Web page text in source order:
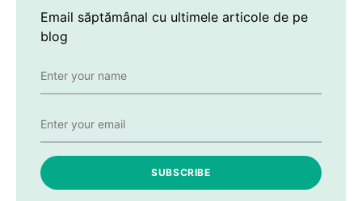
Email săptămânal cu ultimele articole de pe
blog
SUBSCRIBE